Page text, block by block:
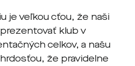
je veľkou cťou, že naši
klub v
celkov, a našu
že pravidelne